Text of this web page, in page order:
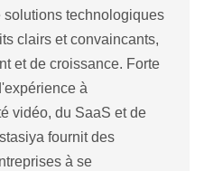
solutions technologiques
clairs et convaincants,
et de croissance. Forte
à
vidéo, du SaaS et de
fournit des
à se